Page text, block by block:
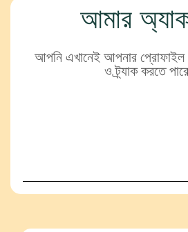
আমার
আপনি এখানেই আপনার প্রোফাইল
ও ট্র্যাক করতে